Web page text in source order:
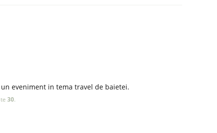
eveniment in tema travel de baietei.
30.